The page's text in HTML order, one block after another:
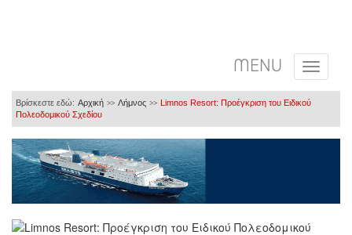
MENU
Βρίσκεστε εδώ: Αρχική >> Λήμνος >> Limnos Resort: Προέγκριση του Ειδικού
Πολεοδομικού Σχεδίου